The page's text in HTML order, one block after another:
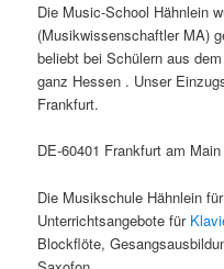
Die Music-School Hähnlein
(Musikwissenschaftler MA)
beliebt bei Schülern aus
ganz Hessen . Unser
Frankfurt.
DE-60401 Frankfurt am
Die Musikschule Hähnlein
Unterrichtsangebote für
Blockflöte,